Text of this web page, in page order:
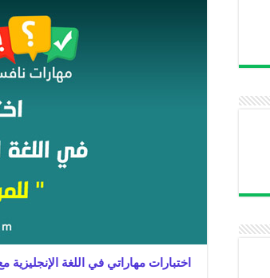
اختبارات مهاراتي في اللغة